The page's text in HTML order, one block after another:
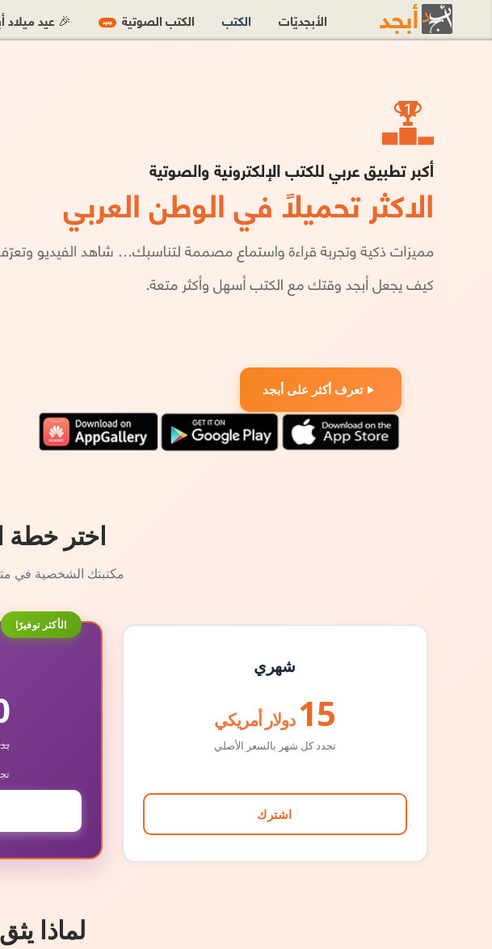
تعرف أكثر على أبجد
اختر خطة
مكتبتك الشخصية في
شهري
15 دولار أمريكي
تجدد كل شهر بالسعر الأصلي
اشترك
الأكثر توفيرًا
لماذا
الأبجديّات الكتب الكتب الصوتية جديد 🎉 عيد ميلاد